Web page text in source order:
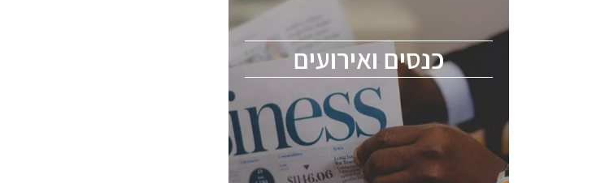
כנסים ואירועים
הסמיקונדקטור כולל מהנדסים, מומחים מקצועיים
ChipEx2026 will be held on May 12-13,
2026. The conference is intended for
everyone involved in the semiconductor
industry, including engineers, professional
experts, and senior executives.